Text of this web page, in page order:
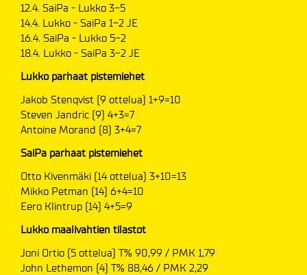
12.4. SaiPa - Lukko 3-5
14.4. Lukko - SaiPa 1-2 JE
16.4. SaiPa - Lukko 5-2
18.4. Lukko - SaiPa 3-2 JE
Lukko parhaat pistemiehet
Jakob Stenqvist (9 ottelua) 1+9=10
Steven Jandric (9) 4+3=7
Antoine Morand (8) 3+4=7
SaiPa parhaat pistemiehet
Otto Kivenmäki (14 ottelua) 3+10=13
Mikko Petman (14) 6+4=10
Eero Klintrup (14) 4+5=9
Lukko maalivahtien tilastot
Joni Ortio (5 ottelua) T% 90,99 / PMK 1,79
John Lethemon (4) T% 88,46 / PMK 2,29